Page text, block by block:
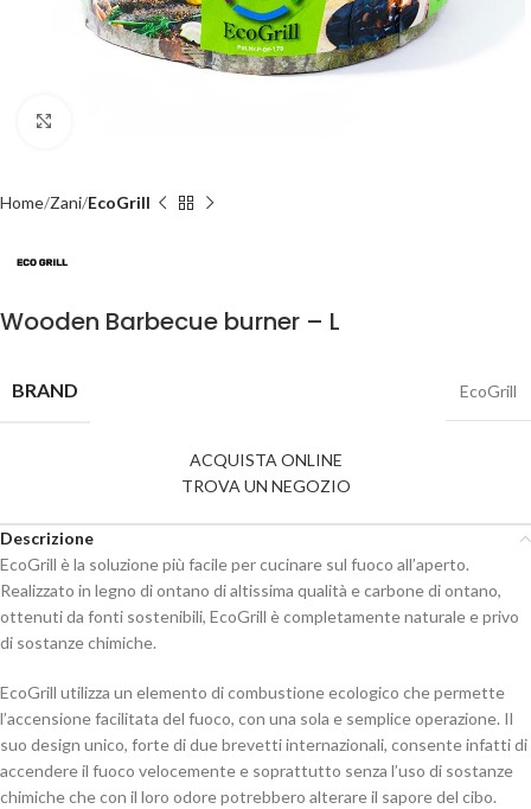
Home Zani EcoGrill
Wooden Barbecue burner – L
BRAND EcoGrill
ACQUISTA ONLINE
TROVA UN NEGOZIO
Descrizione
EcoGrill è la soluzione più facile per cucinare sul fuoco all’aperto.
Realizzato in legno di ontano di altissima qualità e carbone di ontano,
ottenuti da fonti sostenibili, EcoGrill è completamente naturale e privo
di sostanze chimiche.
EcoGrill utilizza un elemento di combustione ecologico che permette
l’accensione facilitata del fuoco, con una sola e semplice operazione. Il
suo design unico, forte di due brevetti internazionali, consente infatti di
accendere il fuoco velocemente e soprattutto senza l’uso di sostanze
chimiche che con il loro odore potrebbero alterare il sapore del cibo.